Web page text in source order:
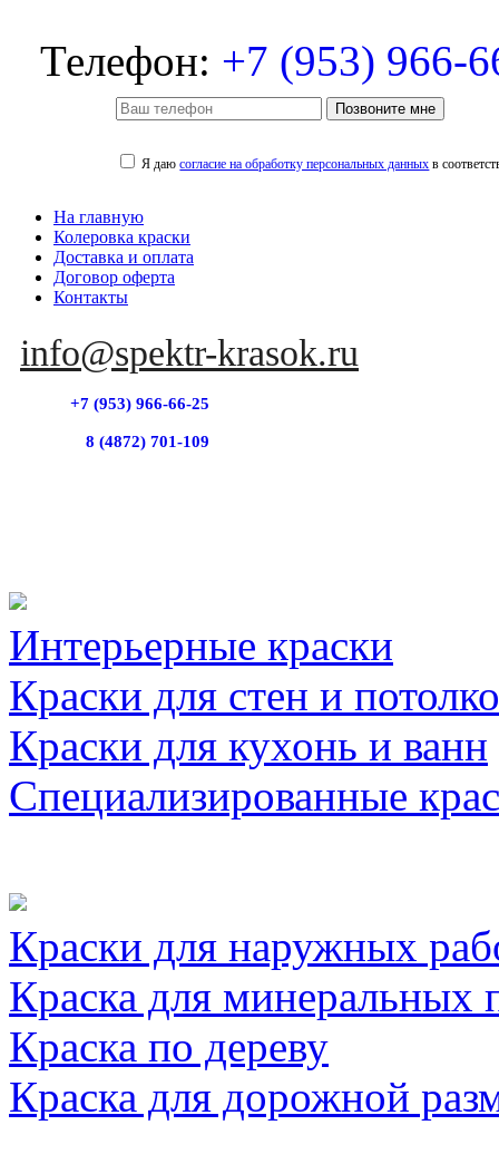
Телефон: +7 (953) 966-
Позвоните мне
Я даюсогласие на обработку персональных данных в
На главную
Колеровка краски
Доставка и оплата
Договор оферта
Контакты
info@spektr-krasok.ru
+7 (953) 966-66-25
8 (4872) 701-109
Интерьерные краски
Краски для стен и
Краски для кухонь и ванн
Специализированные
Краски для наружных
Краска для минеральных
Краска по дереву
Краска для дорожной